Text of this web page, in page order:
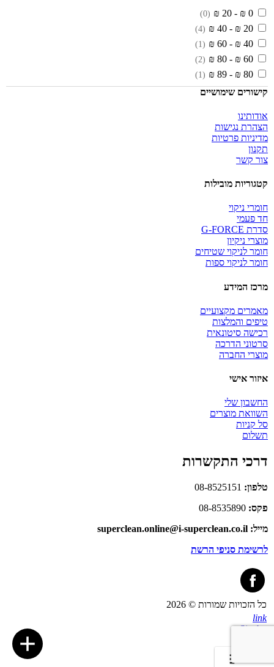
0 ₪ - 20 ₪
(0)
20 ₪ - 40 ₪
(4)
40 ₪ - 60 ₪
(1)
60 ₪ - 80 ₪
(2)
80 ₪ - 89 ₪
(1)
קישורים שימושיים
אודותינו
הצהרת נגישות
מדיניות פרטיות
תקנון
צור קשר
קטגוריות מובילות
חומרי ניקוי
חד פעמי
סדרת G-FORCE
מוצרי ניקיון
חומר לניקוי שטיחים
חומר לניקוי ספות
מרכז המידע
מאמרים מקצועיים
טיפים והמלצות
רכישה סיטונאית
סרטוני הדרכה
מוצרי החברה
איזור אישי
החשבון שלי
השוואת מוצרים
סל קניות
תשלום
דרכי התקשרות
טלפון:
פקס: 08-8535890
מייל: superclean.online@i-superclean.co.il
לרשימת סניפי הרשת
כל הזכויות שמורות © 2026
link
Site by